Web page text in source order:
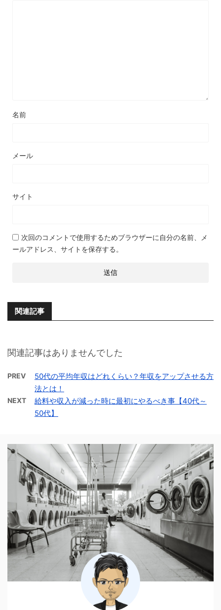
名前
メール
サイト
次回のコメントで使用するためブラウザーに自分の名前、メ
ールアドレス、サイトを保存する。
関連記事
関連記事はありませんでした
PREV
50代の平均年収はどれくらい？年収をアップさせる方
法とは！
NEXT
給料や収入が減った時に最初にやるべき事【40代～
50代】